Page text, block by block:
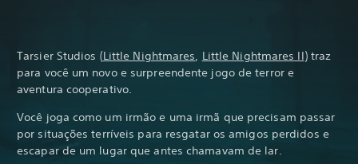
Tarsier Studios (Little Nightmares Little Nightmares II) traz
para você um novo e surpreendente jogo de terror e
aventura cooperativo.
Você joga como um irmão e uma irmã que precisam passar
por situações terríveis para resgatar os amigos perdidos e
escapar de um lugar que antes chamavam de lar.